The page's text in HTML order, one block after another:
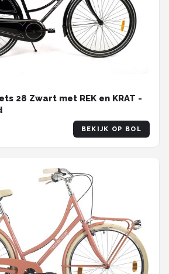
28 Zwart met REK en KRAT -
BEKIJK OP BOL